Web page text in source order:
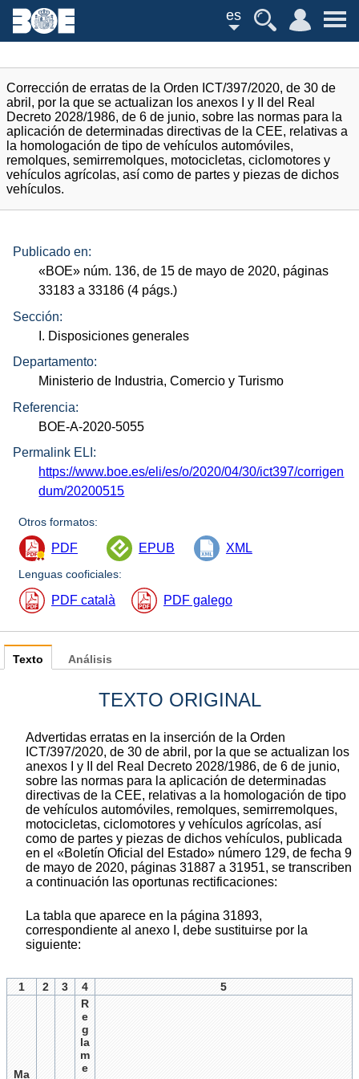
es
Corrección de erratas de la Orden ICT/397/2020, de 30 de
abril, por la que se actualizan los anexos I y II del Real
Decreto 2028/1986, de 6 de junio, sobre las normas para la
aplicación de determinadas directivas de la CEE, relativas a
la homologación de tipo de vehículos automóviles,
remolques, semirremolques, motocicletas, ciclomotores y
vehículos agrícolas, así como de partes y piezas de dichos
vehículos.
Publicado en:
«BOE» núm. 136, de 15 de mayo de 2020, páginas
33183 a 33186 (4 págs.)
Sección:
I. Disposiciones generales
Departamento:
Ministerio de Industria, Comercio y Turismo
Referencia:
BOE-A-2020-5055
Permalink ELI:
https://www.boe.es/eli/es/o/2020/04/30/ict397/corrigen
dum/20200515
Otros formatos:
PDF EPUB XML
Lenguas cooficiales:
PDF català PDF galego
Texto
TEXTO ORIGINAL
Advertidas erratas en la inserción de la Orden
ICT/397/2020, de 30 de abril, por la que se actualizan los
anexos I y II del Real Decreto 2028/1986, de 6 de junio,
sobre las normas para la aplicación de determinadas
directivas de la CEE, relativas a la homologación de tipo
de vehículos automóviles, remolques, semirremolques,
motocicletas, ciclomotores y vehículos agrícolas, así
como de partes y piezas de dichos vehículos, publicada
en el «Boletín Oficial del Estado» número 129, de fecha 9
de mayo de 2020, páginas 31887 a 31951, se transcriben
a continuación las oportunas rectificaciones:
La tabla que aparece en la página 31893,
correspondiente al anexo I, debe sustituirse por la
siguiente:
1 2 3 4 5
Ma
R
e
g
la
m
e
Análisis